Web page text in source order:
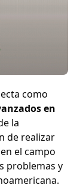
como
en
la
de realizar
el campo
problemas y